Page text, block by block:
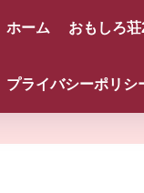
ホーム おもしろ
プライバシーポリシ